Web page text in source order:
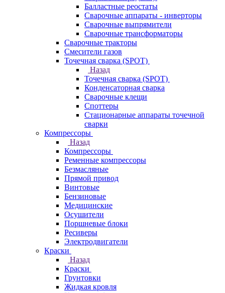
Балластные реостаты
Сварочные аппараты - инверторы
Сварочные выпрямители
Сварочные трансформаторы
Сварочные тракторы
Смесители газов
Точечная сварка (SPOT)
Назад
Точечная сварка (SPOT)
Конденсаторная сварка
Сварочные клещи
Споттеры
Стационарные аппараты точечной
сварки
Компрессоры
Назад
Компрессоры
Ременные компрессоры
Безмасляные
Прямой привод
Винтовые
Бензиновые
Медицинские
Осушители
Поршневые блоки
Ресиверы
Электродвигатели
Краски
Назад
Краски
Грунтовки
Жидкая кровля